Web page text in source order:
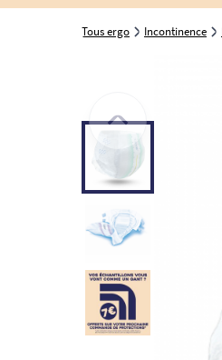
Tous ergo Incontinence